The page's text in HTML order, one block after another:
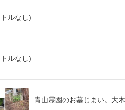
ルなし)
ルなし)
青山霊園のお墓じまい。大